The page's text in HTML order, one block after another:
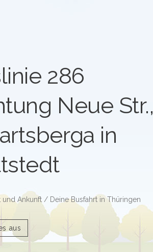
286
Neue Str.,
in
und Ankunft / Deine Busfahrt in Thüringen
aus